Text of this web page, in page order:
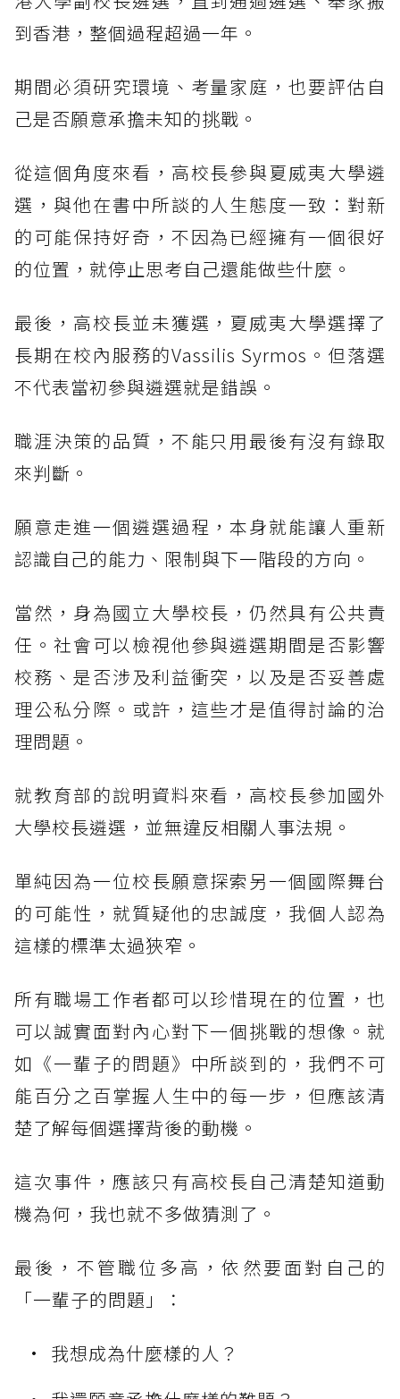
到香港，整個過程超過一年。
期間必須研究環境、考量家庭，也要評估自
己是否願意承擔未知的挑戰。
從這個角度來看，高校長參與夏威夷大學遴
選，與他在書中所談的人生態度一致：對新
的可能保持好奇，不因為已經擁有一個很好
的位置，就停止思考自己還能做些什麼。
最後，高校長並未獲選，夏威夷大學選擇了
長期在校內服務的Vassilis Syrmos。但落選
不代表當初參與遴選就是錯誤。
職涯決策的品質，不能只用最後有沒有錄取
來判斷。
願意走進一個遴選過程，本身就能讓人重新
認識自己的能力、限制與下一階段的方向。
當然，身為國立大學校長，仍然具有公共責
任。社會可以檢視他參與遴選期間是否影響
校務、是否涉及利益衝突，以及是否妥善處
理公私分際。或許，這些才是值得討論的治
理問題。
就教育部的說明資料來看，高校長參加國外
大學校長遴選，並無違反相關人事法規。
單純因為一位校長願意探索另一個國際舞台
的可能性，就質疑他的忠誠度，我個人認為
這樣的標準太過狹窄。
所有職場工作者都可以珍惜現在的位置，也
可以誠實面對內心對下一個挑戰的想像。就
如《一輩子的問題》中所談到的，我們不可
能百分之百掌握人生中的每一步，但應該清
楚了解每個選擇背後的動機。
這次事件，應該只有高校長自己清楚知道動
機為何，我也就不多做猜測了。
最後，不管職位多高，依然要面對自己的
「一輩子的問題」：
我想成為什麼樣的人？